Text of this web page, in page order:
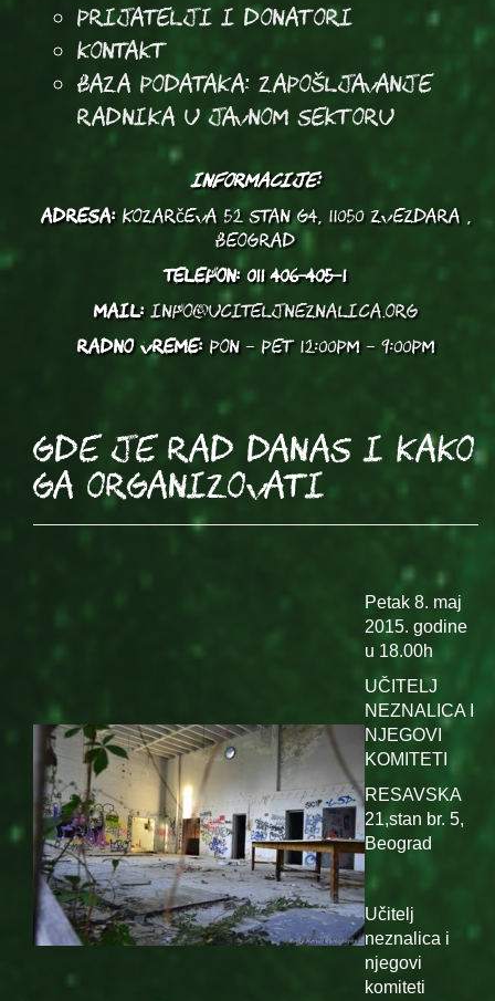
Prijatelji i donatori
Kontakt
Baza podataka: Zapošljavanje
radnika u javnom sektoru
INFORMACIJE:
ADRESA:Kozarčeva 52 stan G4, 11050 Zvezdara ,
Beograd
TELEFON: 011 406-405-1
MAIL: info@uciteljneznalica.org
RADNO VREME:PON - PET 12:00PM - 9:00PM
GDE JE RAD DANAS i kako
ga organizovati
Petak 8. maj
2015. godine
u 18.00h
UČITELJ
NEZNALICA I
NJEGOVI
KOMITETI
RESAVSKA
21,stan br. 5,
Beograd
Učitelj
neznalica i
njegovi
komiteti